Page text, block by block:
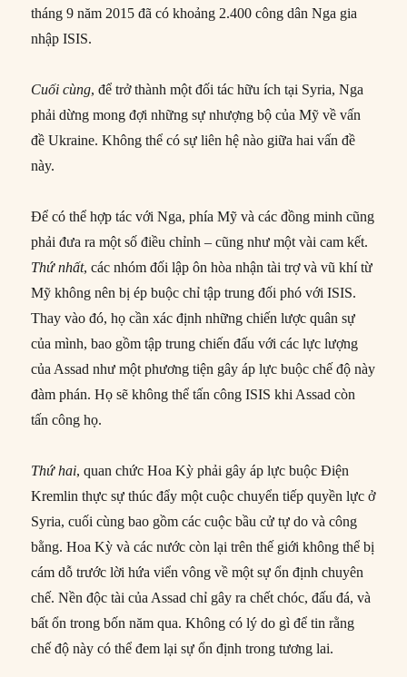
tháng 9 năm 2015 đã có khoảng 2.400 công dân Nga gia
nhập ISIS.
Cuối cùng, để trở thành một đối tác hữu ích tại Syria, Nga
phải dừng mong đợi những sự nhượng bộ của Mỹ về vấn
đề Ukraine. Không thể có sự liên hệ nào giữa hai vấn đề
này.
Để có thể hợp tác với Nga, phía Mỹ và các đồng minh cũng
phải đưa ra một số điều chỉnh – cũng như một vài cam kết.
Thứ nhất, các nhóm đối lập ôn hòa nhận tài trợ và vũ khí từ
Mỹ không nên bị ép buộc chỉ tập trung đối phó với ISIS.
Thay vào đó, họ cần xác định những chiến lược quân sự
của mình, bao gồm tập trung chiến đấu với các lực lượng
của Assad như một phương tiện gây áp lực buộc chế độ này
đàm phán. Họ sẽ không thể tấn công ISIS khi Assad còn
tấn công họ.
Thứ hai, quan chức Hoa Kỳ phải gây áp lực buộc Điện
Kremlin thực sự thúc đẩy một cuộc chuyển tiếp quyền lực ở
Syria, cuối cùng bao gồm các cuộc bầu cử tự do và công
bằng. Hoa Kỳ và các nước còn lại trên thế giới không thể bị
cám dỗ trước lời hứa viển vông về một sự ổn định chuyên
chế. Nền độc tài của Assad chỉ gây ra chết chóc, đấu đá, và
bất ổn trong bốn năm qua. Không có lý do gì để tin rằng
chế độ này có thể đem lại sự ổn định trong tương lai.